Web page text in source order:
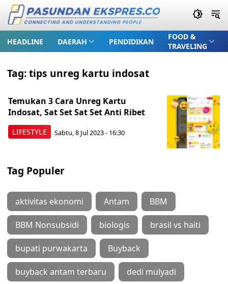
HEADLINE DAERAH PENDIDIKAN
FOOD &
TRAVELING
Tag:tips unreg kartu indosat
LIFESTYLE
Temukan 3 Cara Unreg Kartu
Indosat, Sat Set Sat Set Anti Ribet
Sabtu, 8 Jul 2023 - 16:30
Tag Populer
aktivitas ekonomi Antam BBM
BBM Nonsubsidi biologis brasil vs haiti
bupati purwakarta Buyback
buyback antam terbaru dedi mulyadi